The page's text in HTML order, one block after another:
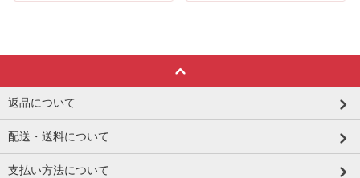
返品について
配送・送料について
支払い方法について